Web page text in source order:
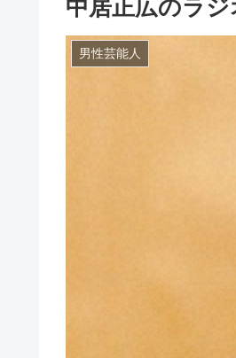
中居正広のラ
男性芸能人